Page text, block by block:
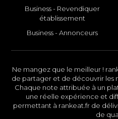
Business - Revendiquer
établissement
Business - Annonceurs
Ne mangez que le meilleur !
de partager et de découvrir les
Chaque note attribuée à un
une réelle expérience et
permettant à rankeat.fr de
de